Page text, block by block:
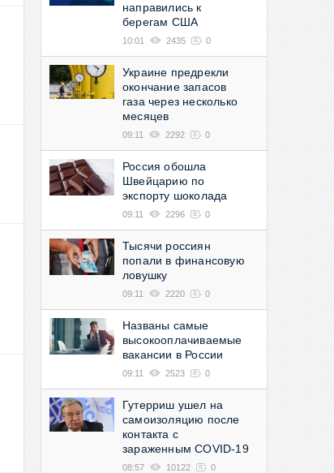
направились к
берегам США
10:01 2435 0
Украине предрекли
окончание запасов
газа через несколько
месяцев
09:11 2292 0
Россия обошла
Швейцарию по
экспорту шоколада
09:11 2296 0
Тысячи россиян
попали в финансовую
ловушку
09:11 2220 0
Названы самые
высокооплачиваемые
вакансии в России
09:11 2523 0
Гутерриш ушел на
самоизоляцию после
контакта с
зараженным COVID-19
08:57 10122 0